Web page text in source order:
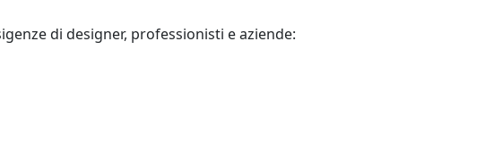
di designer, professionisti e aziende: